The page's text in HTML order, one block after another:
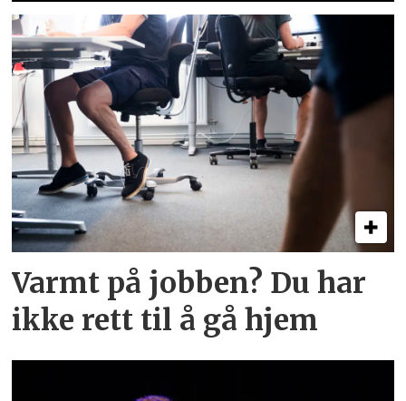
Varmt på jobben? Du har
ikke rett til å gå hjem